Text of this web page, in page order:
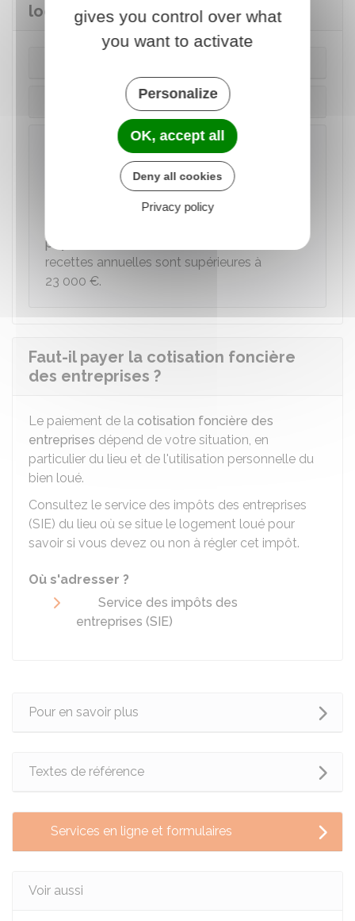
locatifs ?
Régime dit de bénéfice réel
si vous louez un bien en meublé à une
clientèle y effectuant un séjour de courte
durée (à la journée, à la semaine ou au mois)
payer des cotisations sociales
recettes annuelles sont supérieures à
23 000 €.
Faut-il payer la cotisation foncière
des entreprises ?
Le paiement de la cotisation foncière des
entreprises dépend de votre situation, en
particulier du lieu et de l'utilisation personnelle du
bien loué.
Consultez le service des impôts des entreprises
(SIE) du lieu où se situe le logement loué pour
savoir si vous devez ou non à régler cet impôt.
Où s'adresser ?
Service des impôts des
entreprises (SIE)
Pour en savoir plus
Textes de référence
Services en ligne et formulaires
Voir aussi
gives you control over what
you want to activate
Personalize
OK, accept all
Deny all cookies
Privacy policy